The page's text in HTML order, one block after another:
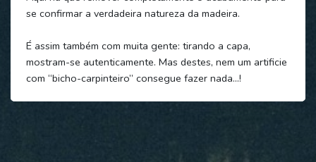
se confirmar a verdadeira natureza da madeira.
É assim também com muita gente: tirando a capa,
mostram-se autenticamente. Mas destes, nem um artificie
com “bicho-carpinteiro” consegue fazer nada…!